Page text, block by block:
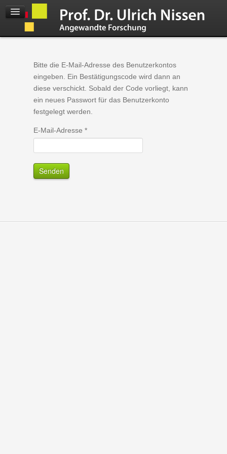
Bitte die E-Mail-Adresse des Benutzerkontos
eingeben. Ein Bestätigungscode wird dann an
diese verschickt. Sobald der Code vorliegt, kann
ein neues Passwort für das Benutzerkonto
festgelegt werden.
E-Mail-Adresse *
Senden